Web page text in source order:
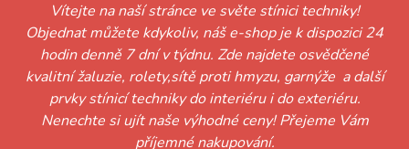
Vítejte na naší stránce ve světe stínici techniky!
Objednat můžete kdykoliv, náš e-shop je k dispozici 24
hodin denně 7 dní v týdnu. Zde najdete osvědčené
kvalitní žaluzie, rolety,sítě proti hmyzu, garnýže a další
prvky stínicí techniky do interiéru i do exteriéru.
Nenechte si ujít naše výhodné ceny! Přejeme Vám
příjemné nakupování.